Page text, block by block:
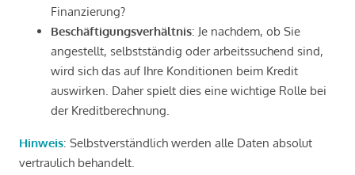
Finanzierung?
Beschäftigungsverhältnis: Je nachdem, ob Sie
angestellt, selbstständig oder arbeitssuchend sind,
wird sich das auf Ihre Konditionen beim Kredit
auswirken. Daher spielt dies eine wichtige Rolle bei
der Kreditberechnung.
Hinweis: Selbstverständlich werden alle Daten absolut
vertraulich behandelt.